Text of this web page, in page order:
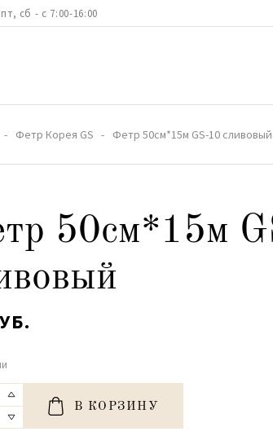
сб - с 7:00-16:00
Фетр Корея GS Фетр 50см*15м GS-10 сливовый
50см*15м
В КОРЗИНУ